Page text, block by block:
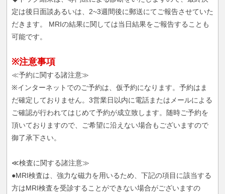
定は後日面談あるいは、2~3週間後に郵送にてご報告させていた
だきます。 MRIの結果に関しては当日結果をご報告することも
可能です。
※注意事項
≪予約に関する諸注意≫
※インターネットでのご予約は、仮予約になります。予約はま
だ確定しておりません。3営業日以内に電話またはメールによる
ご確認が行われてはじめて予約が成立致します。随時ご予約を
頂いておりますので、ご希望に沿えない場合もございますので
御了承下さい。
≪検査に関する諸注意≫
●MRI検査は、強力な磁力を用いるため、下記の項目に該当する
方はMRI検査を受診することができない場合がございますの